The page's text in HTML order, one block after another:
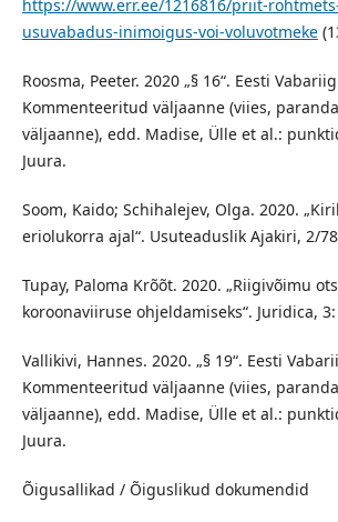
https://www.err.ee/1216816/priit-
usuvabadus-inimoigus-voi-voluvotmeke
Roosma, Peeter. 2020 „§ 16“. Eesti
Kommenteeritud väljaanne (viies,
väljaanne), edd. Madise, Ülle et al.:
Juura.
Soom, Kaido; Schihalejev, Olga. 2020.
eriolukorra ajal“. Usuteaduslik Ajakiri, 2/
Tupay, Paloma Krõõt. 2020. „Riigivõimu
koroonaviiruse ohjeldamiseks“. Juridica, 3:
Vallikivi, Hannes. 2020. „§ 19“. Eesti
Kommenteeritud väljaanne (viies,
väljaanne), edd. Madise, Ülle et al.:
Juura.
Õigusallikad / Õiguslikud dokumendid